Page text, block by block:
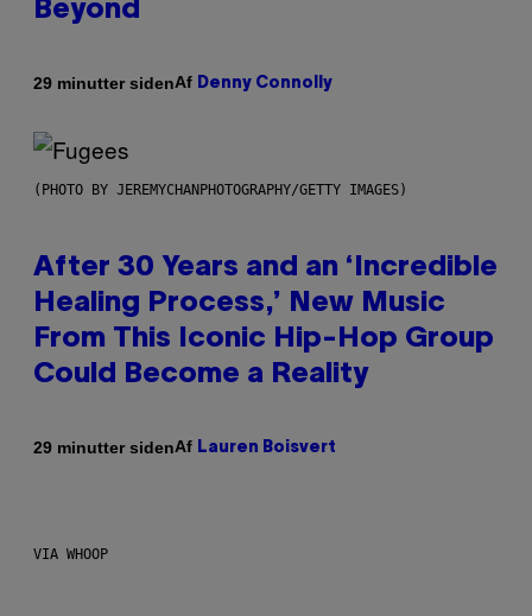
Beyond
29 minutter sidenAf Denny Connolly
(PHOTO BY JEREMYCHANPHOTOGRAPHY/GETTY IMAGES)
After 30 Years and an ‘Incredible
Healing Process,’ New Music
From This Iconic Hip-Hop Group
Could Become a Reality
29 minutter sidenAf Lauren Boisvert
VIA WHOOP